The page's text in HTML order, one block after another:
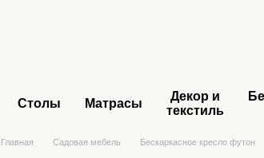
Столы Матрасы
Декор и
текстиль
Главная Садовая мебель Бескаркасное кресло футон